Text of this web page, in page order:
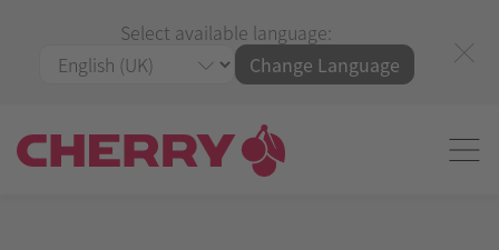
Select available language:
Change Language